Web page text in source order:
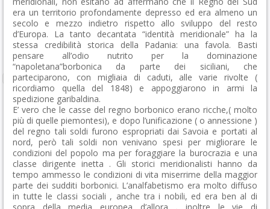
era un territorio profondamente depresso ed era almeno un
secolo e mezzo indietro rispetto allo sviluppo del resto
d’Europa. La tanto decantata “identità meridionale” ha la
stessa credibilità storica della Padania: una favola. Basti
pensare all’odio nutrito per la dominazione
“napoletana”borbonica da parte dei siciliani, che
parteciparono, con migliaia di caduti, alle varie rivolte (
ricordiamo quella del 1848) e appoggiarono in armi la
spedizione garibaldina.
E’ vero che le casse del regno borbonico erano ricche,( molto
più di quelle piemontesi), e dopo l’unificazione ( o annessione )
del regno tali soldi furono espropriati dai Savoia e portati al
nord, però tali soldi non venivano spesi per migliorare le
condizioni del popolo ma per foraggiare la burocrazia e una
classe dirigente inetta . Gli storici meridionalisti hanno da
tempo ammesso le condizioni di vita miserrime della maggior
parte dei sudditi borbonici. L’analfabetismo era molto diffuso
in tutte le classi sociali , anche tra i nobili, ed era ben al di